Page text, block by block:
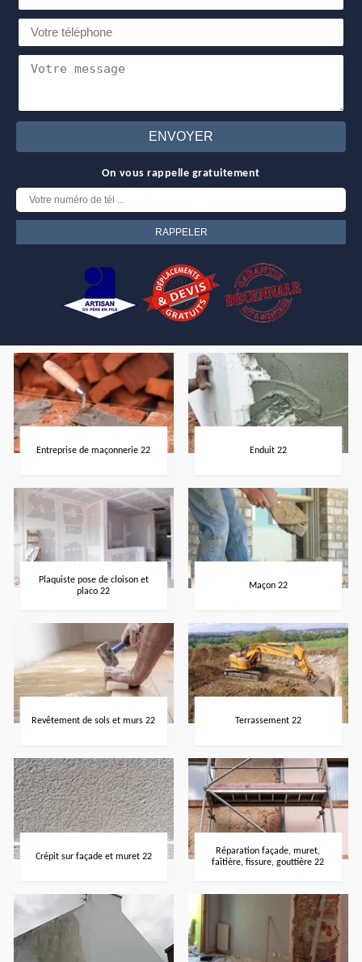
On vous rappelle gratuitement
Entreprise de maçonnerie 22 Enduit 22
Plaquiste pose de cloison et
placo 22
Maçon 22
Revêtement de sols et murs 22 Terrassement 22
Crépit sur façade et muret 22
Réparation façade, muret,
faîtière, fissure, gouttière 22